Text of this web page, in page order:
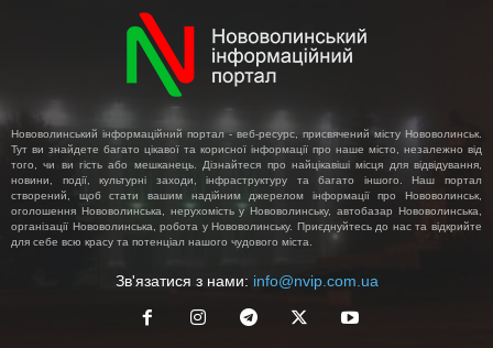
Нововолинський інформаційний портал - веб-ресурс, присвячений місту Нововолинськ.
Тут ви знайдете багато цікавої та корисної інформації про наше місто, незалежно від
того, чи ви гість або мешканець. Дізнайтеся про найцікавіші місця для відвідування,
новини, події, культурні заходи, інфраструктуру та багато іншого. Наш портал
створений, щоб стати вашим надійним джерелом інформації про Нововолинськ,
оголошення Нововолинська, нерухомість у Нововолинську, автобазар Нововолинська,
організації Нововолинська, робота у Нововолинську. Приєднуйтесь до нас та відкрийте
для себе всю красу та потенціал нашого чудового міста.
Зв'язатися з нами: info@nvip.com.ua